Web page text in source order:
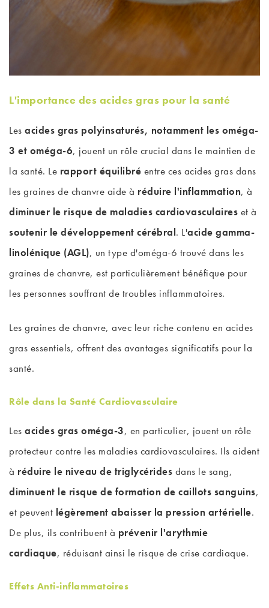
L'importance des acides gras pour la santé
Les acides gras polyinsaturés, notamment les oméga-
3 et oméga-6, jouent un rôle crucial dans le maintien de
la santé. Le rapport équilibré entre ces acides gras dans
les graines de chanvre aide à réduire l'inflammation, à
diminuer le risque de maladies cardiovasculaires et à
soutenir le développement cérébral. L'acide gamma-
linolénique (AGL), un type d'oméga-6 trouvé dans les
graines de chanvre, est particulièrement bénéfique pour
les personnes souffrant de troubles inflammatoires.
Les graines de chanvre, avec leur riche contenu en acides
gras essentiels, offrent des avantages significatifs pour la
santé.
Rôle dans la Santé Cardiovasculaire
Les acides gras oméga-3, en particulier, jouent un rôle
protecteur contre les maladies cardiovasculaires. Ils aident
à réduire le niveau de triglycérides dans le sang,
diminuent le risque de formation de caillots sanguins,
et peuvent légèrement abaisser la pression artérielle.
De plus, ils contribuent à prévenir l'arythmie
cardiaque, réduisant ainsi le risque de crise cardiaque.
Effets Anti-inflammatoires